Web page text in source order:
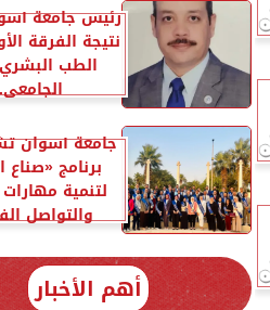
رئيس جامعة
نتيجة الفرقة
الطب
جامعة أسوان
برنامج «صناع
لتنمية مهارات
والتواصل
أهم الأخبار